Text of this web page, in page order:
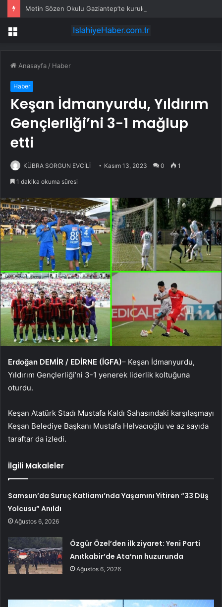
Menü
Anasayfa / Haber
Haber
Keşan İdmanyurdu, Yıldırım
Gençlerliği’ni 3-1 mağlup
etti
KÜBRA SORGUN EVCİLİ Kasım 13, 2023 0 1
1 dakika okuma süresi
Erdoğan DEMİR / EDİRNE (İGFA)– Keşan İdmanyurdu,
Yıldırım Gençlerliği’ni 3-1 yenerek liderlik koltuğuna
oturdu.
Keşan Atatürk Stadı Mustafa Kaldı Sahasındaki karşılaşmayı
Keşan Belediye Başkanı Mustafa Helvacıoğlu ve az sayıda
taraftar da izledi.
İlgili Makaleler
Samsun’da Suruç Katliamı’nda Yaşamını Yitiren “33 Düş
Yolcusu” Anıldı
Ağustos 6, 2026
Özgür Özel’den ilk ziyaret: Yeni Parti
Anıtkabir’de Ata’nın huzurunda
Ağustos 6, 2026